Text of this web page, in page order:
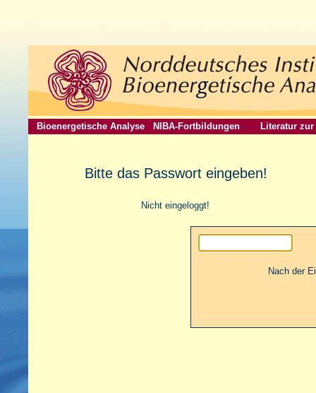
Bioenergetische Analyse NIBA-Fortbildungen Literatur zur
Bitte das Passwort eingeben!
Nicht eingeloggt!
Nach der